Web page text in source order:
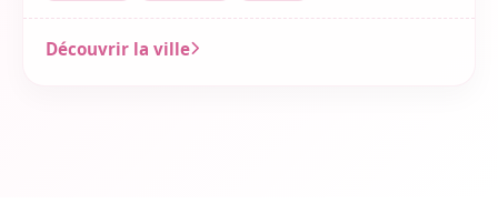
Découvrir la ville